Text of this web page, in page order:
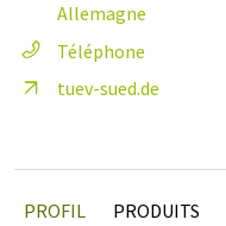
Allemagne
Téléphone
tuev-sued.de
PROFIL PRODUITS